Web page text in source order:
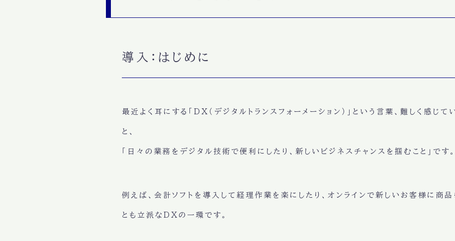
導入：はじめに
最近よく耳にする「DX（デジタルトランスフォーメーション）」という言葉、難しく感じ
と、
「日々の業務をデジタル技術で便利にしたり、新しいビジネスチャンスを掴むこと」です。
例えば、会計ソフトを導入して経理作業を楽にしたり、オンラインで新しいお客様に商品
とも立派なDXの一環です。